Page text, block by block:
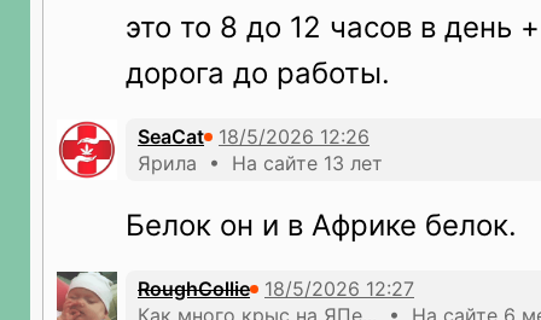
это то 8 до 12 часов в день
дорога до работы.
SeaCat
Ярила • На сайте 13 лет
Белок он и в Африке белок.
RoughCollie
Как много крыс на ЯПе... • На сайте 6